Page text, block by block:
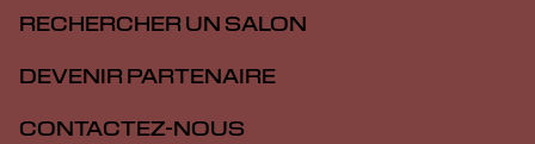
RECHERCHER UN SALON
DEVENIR PARTENAIRE
CONTACTEZ-NOUS